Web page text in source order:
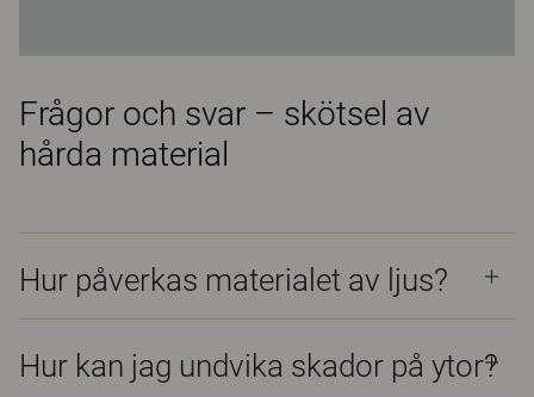
Frågor och svar – skötsel av
hårda material
Hur påverkas materialet av ljus?
Hur kan jag undvika skador på ytor?